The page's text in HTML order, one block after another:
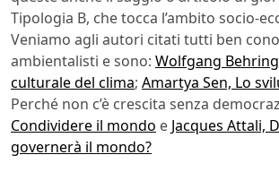
Tipologia B, che tocca l’ambito socio-
Veniamo agli autori citati tutti ben
ambientalisti e sono: Wolfgang
culturale del clima; Amartya Sen, Lo
Perché non c’è crescita senza
Condividere il mondo e Jacques Attali,
governerà il mondo?